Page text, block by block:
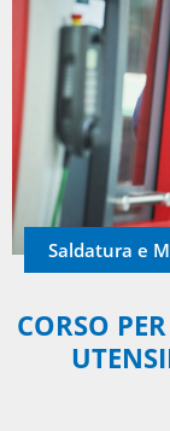
Saldatura e
CORSO